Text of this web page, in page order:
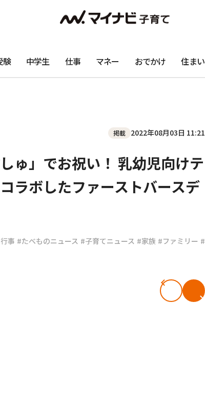
#マタニティニュース
験 中学生 仕事 マネー おでかけ 住まい
掲載 2022年08月03日 11:21
ゅ」でお祝い！ 乳幼児向けテ
ラボしたファーストバースデ
事 #たべものニュース #子育てニュース #家族 #ファミリー #